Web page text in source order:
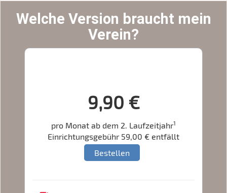
Welche Version braucht mein
Verein?
9,90 €
pro Monat ab dem 2. Laufzeitjahr1
Einrichtungsgebühr 59,00 € entfällt
Bestellen